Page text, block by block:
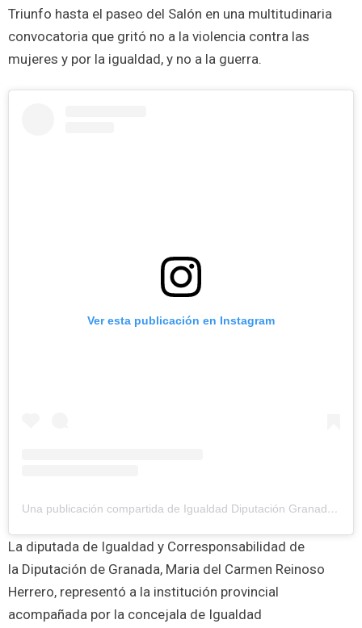
Triunfo hasta el paseo del Salón en una multitudinaria
convocatoria que gritó no a la violencia contra las
mujeres y por la igualdad, y no a la guerra.
Ver esta publicación en Instagram
Una publicación compartida de Igualdad Diputación Granada (@igualdad.engranada)
La diputada de Igualdad y Corresponsabilidad de
la Diputación de Granada, Maria del Carmen Reinoso
Herrero, representó a la institución provincial
acompañada por la concejala de Igualdad